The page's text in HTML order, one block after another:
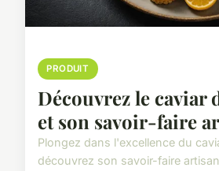
PRODUIT
Découvrez le caviar
et son savoir-faire
Plongez dans l'excellence du
découvrez son savoir-faire